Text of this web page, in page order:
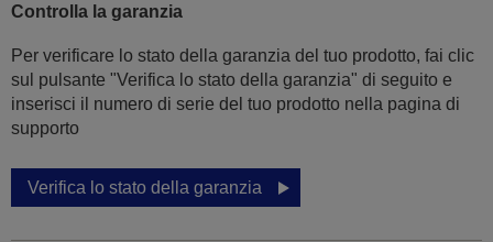
Controlla la garanzia
Per verificare lo stato della garanzia del tuo prodotto, fai clic
sul pulsante "Verifica lo stato della garanzia" di seguito e
inserisci il numero di serie del tuo prodotto nella pagina di
supporto
Verifica lo stato della garanzia